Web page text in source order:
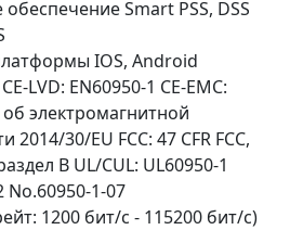
Smart PSS, DSS
IOS, Android
LVD: EN60950-1 CE-EMC:
электромагнитной
2014/30/EU FCC: 47 CFR FCC,
B UL/CUL: UL60950-1
No.60950-1-07
1200 бит/с - 115200 бит/с)